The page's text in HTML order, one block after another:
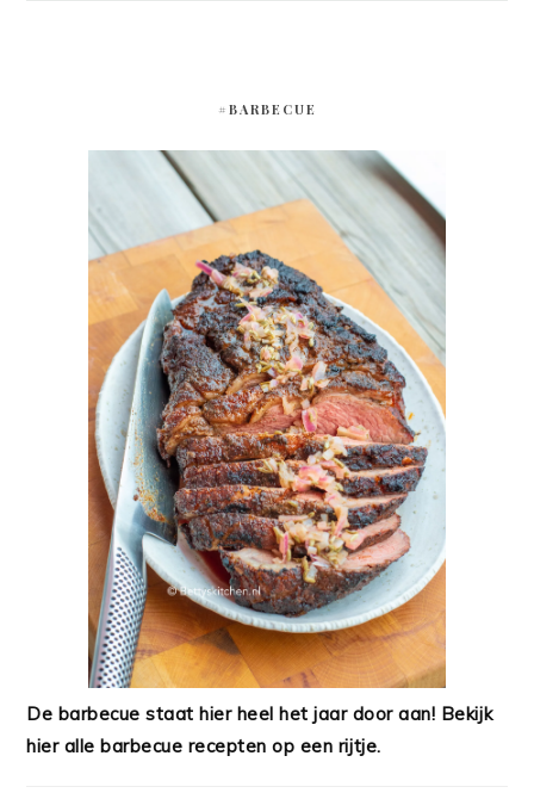
#BARBECUE
De barbecue staat hier heel het jaar door aan! Bekijk
hier alle barbecue recepten op een rijtje.